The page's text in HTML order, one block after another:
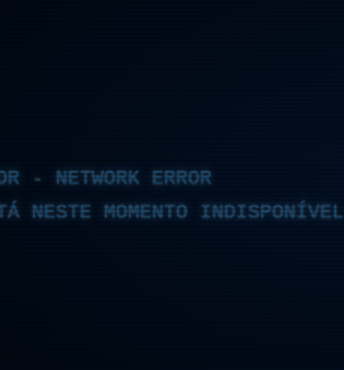
- NETWORK ERROR
NESTE MOMENTO INDISPONÍVEL